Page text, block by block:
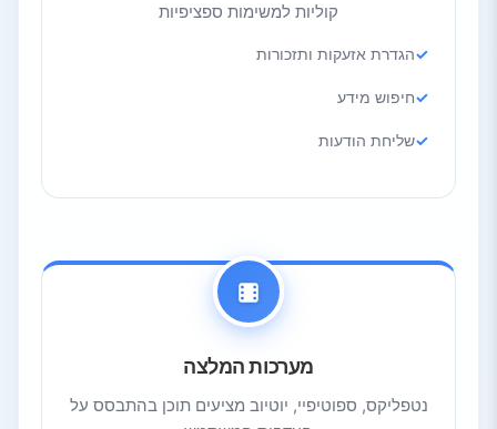
קוליות למשימות ספציפיות
הגדרת אזעקות ותזכורות
חיפוש מידע
שליחת הודעות
מערכות המלצה
נטפליקס, ספוטיפיי, יוטיוב מציעים תוכן בהתבסס על